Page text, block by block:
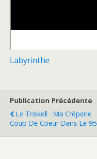
Labyrinthe
Publication Précédente
Le Triskell : Ma Crêperie
Coup De Coeur Dans Le 95